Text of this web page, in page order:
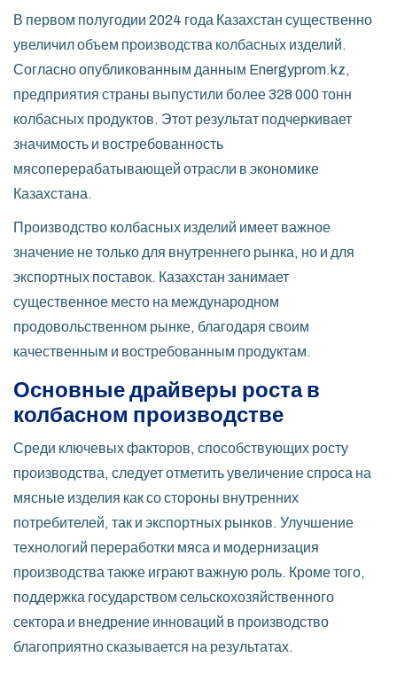
В первом полугодии 2024 года Казахстан существенно
увеличил объем производства колбасных изделий.
Согласно опубликованным данным Energyprom.kz,
предприятия страны выпустили более 328 000 тонн
колбасных продуктов. Этот результат подчеркивает
значимость и востребованность
мясоперерабатывающей отрасли в экономике
Казахстана.
Производство колбасных изделий имеет важное
значение не только для внутреннего рынка, но и для
экспортных поставок. Казахстан занимает
существенное место на международном
продовольственном рынке, благодаря своим
качественным и востребованным продуктам.
Основные драйверы роста в
колбасном производстве
Среди ключевых факторов, способствующих росту
производства, следует отметить увеличение спроса на
мясные изделия как со стороны внутренних
потребителей, так и экспортных рынков. Улучшение
технологий переработки мяса и модернизация
производства также играют важную роль. Кроме того,
поддержка государством сельскохозяйственного
сектора и внедрение инноваций в производство
благоприятно сказывается на результатах.